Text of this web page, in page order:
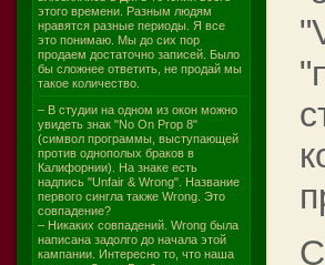
этого времени. Разным людям
нравятся разные периоды. Я все
это понимаю. Мы до сих пор
продаем достаточно записей. Было
бы сложнее ответить, не продай мы
такое количество.
– В студии на одном из окон можно
увидеть знак "No On Prop 8"
(символ программы, выступающей
против однополых браков в
Калифорнии). На знаке есть
надпись "Unfair & Wrong". Название
первого сингла также Wrong. Это
совпадение?
– Никаких совпадений. Wrong была
написана задолго до начала этой
кампании. Интересно то, что наша